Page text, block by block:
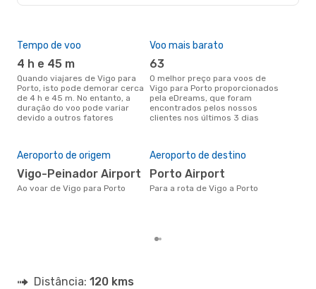
Tempo de voo
4 h e 45 m
Quando viajares de Vigo para
Porto, isto pode demorar cerca
de 4 h e 45 m. No entanto, a
duração do voo pode variar
devido a outros fatores
Voo mais barato
63
O melhor preço para voos de
Vigo para Porto proporcionados
pela eDreams, que foram
encontrados pelos nossos
clientes nos últimos 3 dias
Aeroporto de origem
Vigo-Peinador Airport
Ao voar de Vigo para Porto
Aeroporto de destino
Porto Airport
Para a rota de Vigo a Porto
Distância: 120 kms